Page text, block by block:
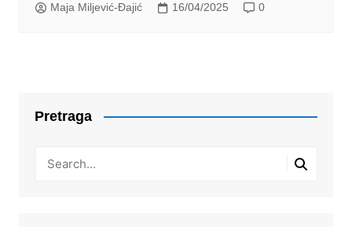
Maja Miljević-Đajić 16/04/2025 0
Pretraga